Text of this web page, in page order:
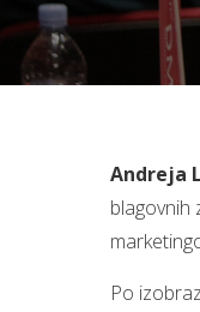
Andreja
blagovnih
Po